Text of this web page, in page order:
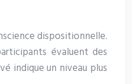
dispositionnelle.
évaluent des
indique un niveau plus